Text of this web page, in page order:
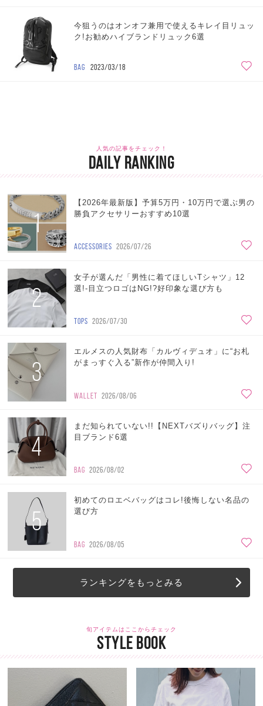
今狙うのはオンオフ兼用で使えるキレイ目リュッ
ク!お勧めハイブランドリュック6選
BAG 2023/03/18
人気の記事をチェック！
DAILY RANKING
1
【2026年最新版】予算5万円・10万円で選ぶ男の
勝負アクセサリーおすすめ10選
ACCESSORIES 2026/07/26
2
女子が選んだ「男性に着てほしいTシャツ」12
選!-目立つロゴはNG!?好印象な選び方も
TOPS 2026/07/30
3
エルメスの人気財布「カルヴィデュオ」に“お札
がまっすぐ入る”新作が仲間入り!
WALLET 2026/08/06
4
まだ知られていない!!【NEXTバズりバッグ】注
目ブランド6選
BAG 2026/08/02
5
初めてのロエベバッグはコレ!後悔しない名品の
選び方
BAG 2026/08/05
ランキングをもっとみる
旬アイテムはここからチェック
STYLE BOOK